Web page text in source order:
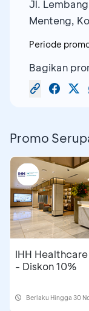
Jl.
Menteng,
Periode
Bagikan
Promo
IHH
- Diskon 10%
Berlaku Hingga 30